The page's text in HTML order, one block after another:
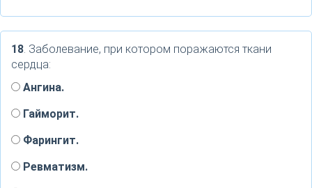
18. Заболевание, при котором поражаются ткани
сердца:
Ангина.
Гайморит.
Фарингит.
Ревматизм.